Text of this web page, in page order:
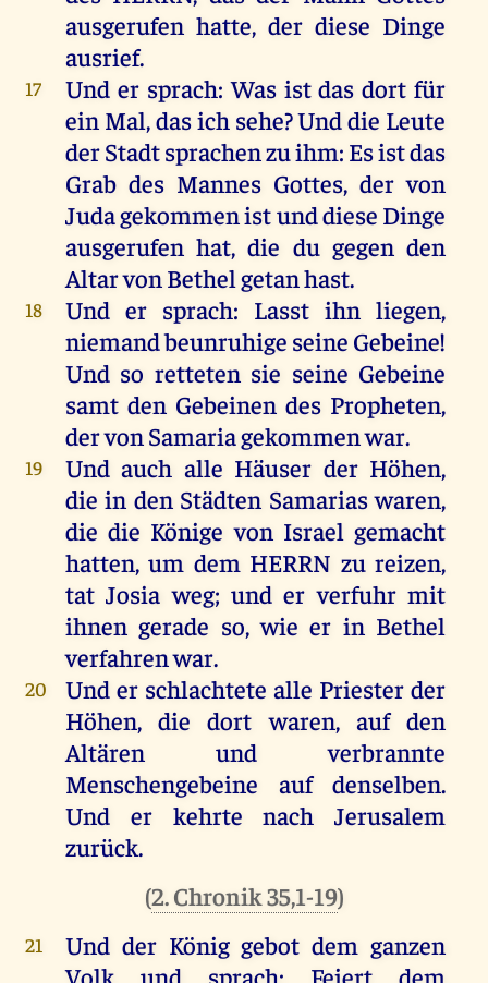
ausgerufen hatte, der diese Dinge
ausrief.
17 Und er sprach:Was ist das dort für
ein Mal,dasich sehe?Unddie Leute
derStadtsprachenzuihm: Esistdas
Grab des Mannes Gottes,der von
Judagekommenistunddiese Dinge
ausgerufen hat,die du gegen den
AltarvonBethelgetanhast.
18 Und er sprach: Lasstihn liegen,
niemandbeunruhige seine Gebeine!
Und so retteten sie seine Gebeine
samt den Gebeinen des Propheten,
dervonSamariagekommenwar.
19 Und auch alle Häuser der Höhen,
die in den Städten Samarias waren,
die die Könige von Israel gemacht
hatten,um dem HERRN zu reizen,
tat Josia weg; und er verfuhrmit
ihnen gerade so,wie er inBethel
verfahrenwar.
20 Und er schlachtete alle Priester der
Höhen,die dort waren, auf den
Altären
und
verbrannte
Menschengebeine
auf denselben.
Und
er kehrte nach
Jerusalem
zurück.
(2. Chronik 35,1-19)
21 Und der König gebot dem ganzen
Volk
und sprach: Feiert dem